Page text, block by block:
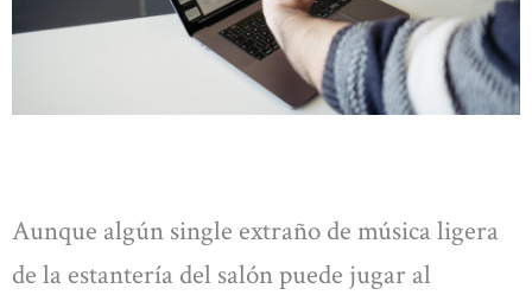
Aunque algún single extraño de música ligera
de la estantería del salón puede jugar al